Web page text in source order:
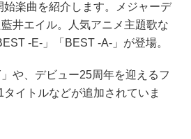
楽曲を紹介します。メジャーデ
井エイル。人気アニメ主題歌な
-E-」「BEST -A-」が登場。
や、デビュー25周年を迎えるフ
イトルなどが追加されていま